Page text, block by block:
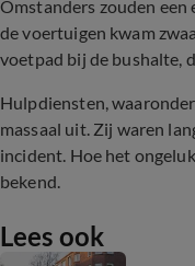
Omstanders zouden een
de voertuigen kwam
voetpad bij de bushalte,
Hulpdiensten,
massaal uit. Zij waren
incident. Hoe het
bekend.
Lees ook